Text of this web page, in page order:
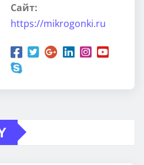
Сайт:
https://mikrogonki.ru